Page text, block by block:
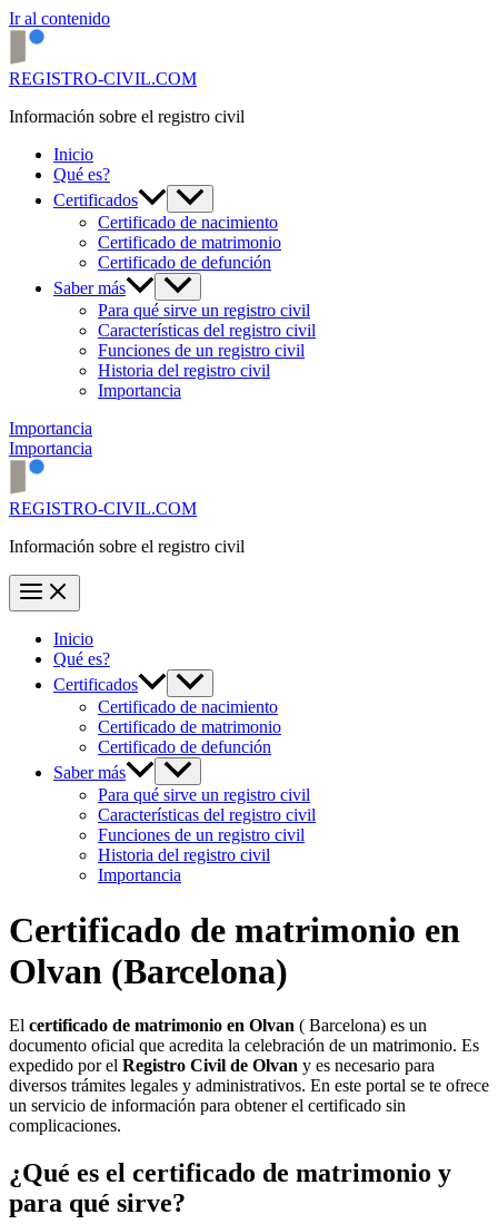
Ir al contenido
REGISTRO-CIVIL.COM
Información sobre el registro civil
Inicio
Qué es?
Certificados
Certificado de nacimiento
Certificado de matrimonio
Certificado de defunción
Saber más
Para qué sirve un registro civil
Características del registro civil
Funciones de un registro civil
Historia del registro civil
Importancia
Importancia
Importancia
REGISTRO-CIVIL.COM
Información sobre el registro civil
Inicio
Qué es?
Certificados
Certificado de nacimiento
Certificado de matrimonio
Certificado de defunción
Saber más
Para qué sirve un registro civil
Características del registro civil
Funciones de un registro civil
Historia del registro civil
Importancia
Certificado de matrimonio en
Olvan (Barcelona)
El certificado de matrimonio en Olvan ( Barcelona) es un
documento oficial que acredita la celebración de un matrimonio. Es
expedido por el Registro Civil de Olvan y es necesario para
diversos trámites legales y administrativos. En este portal se te ofrece
un servicio de información para obtener el certificado sin
complicaciones.
¿Qué es el certificado de matrimonio y
para qué sirve?